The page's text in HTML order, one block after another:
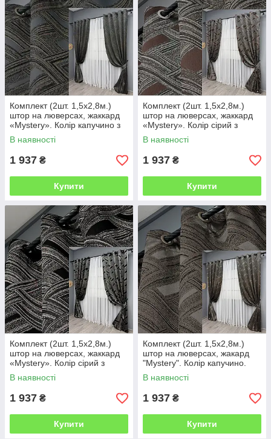
Комплект (2шт. 1,5х2,8м.)
штор на люверсах, жаккард
«Mystery». Колір капучино з
сірим. Код 1625ш 37-0201
В наявності
1 937 ₴
Купити
Комплект (2шт. 1,5х2,8м.)
штор на люверсах, жаккард
«Mystery». Колір сірий з
венге. Код 1623ш 37-0205
В наявності
1 937 ₴
Купити
Комплект (2шт. 1,5х2,8м.)
штор на люверсах, жаккард
«Mystery». Колір сірий з
чорним. Код 1629ш 37-0180
В наявності
1 937 ₴
Купити
Комплект (2шт. 1,5х2,8м.)
штор на люверсах, жакард
"Mystery". Колір капучино.
Код 1626ш 37-0179
В наявності
1 937 ₴
Купити